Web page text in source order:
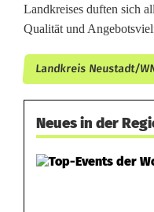
Landkreises duften sich
Qualität und
Landkreis Neustadt/
Neues in der